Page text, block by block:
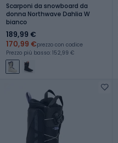
Scarponi da snowboard da
donna Northwave Dahlia W
bianco
189,99 €
170,99 €prezzo con codice
Prezzo più basso: 152,99 €